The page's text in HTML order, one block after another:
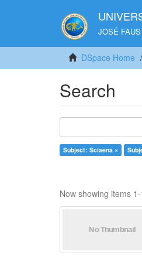
JOSÉ
DSpace Home
Search
Subject: Sciaena ×
Now showing items